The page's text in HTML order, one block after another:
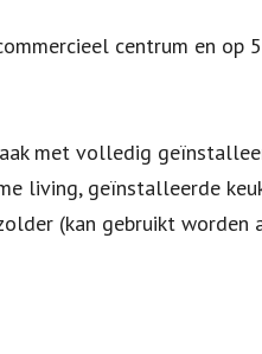
centrum en op
met volledig
living, geïnstalleerde
(kan gebruikt worden